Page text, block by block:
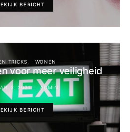
BERICHT
TRICKS WONEN
voor meer veiligheid
2, 2021 ADMIN
BERICHT